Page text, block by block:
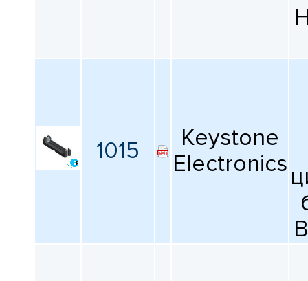
1015
Keystone
Electronics